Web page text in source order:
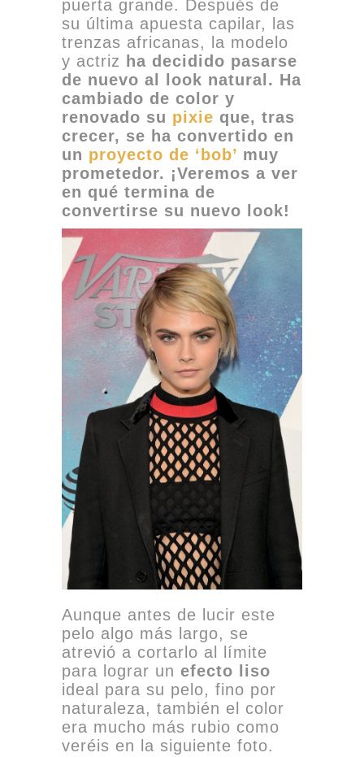
puerta grande. Después de
su última apuesta capilar, las
trenzas africanas, la modelo
y actriz ha decidido pasarse
de nuevo al look natural. Ha
cambiado de color y
renovado su pixie que, tras
crecer, se ha convertido en
un proyecto de ‘bob’ muy
prometedor. ¡Veremos a ver
en qué termina de
convertirse su nuevo look!
Aunque antes de lucir este
pelo algo más largo, se
atrevió a cortarlo al límite
para lograr un efecto liso
ideal para su pelo, fino por
naturaleza, también el color
era mucho más rubio como
veréis en la siguiente foto.